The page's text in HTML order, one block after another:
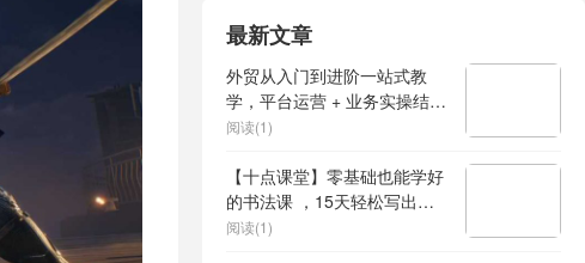
最新文章
外贸从入门到进阶一站式教
学，平台运营 + 业务实操结
合，实现业绩稳步增长
阅读(1)
【十点课堂】零基础也能学好
的书法课 ，15天轻松写出漂
亮人生
阅读(1)